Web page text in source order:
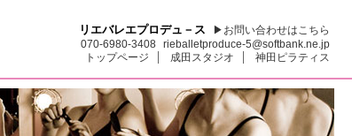
リエバレエプロデュ－ス
▶お問い合わせはこちら
070-6980-3408 rieballetproduce-5@softbank.ne.jp
トップページ
成田スタジオ 神田ピラティス